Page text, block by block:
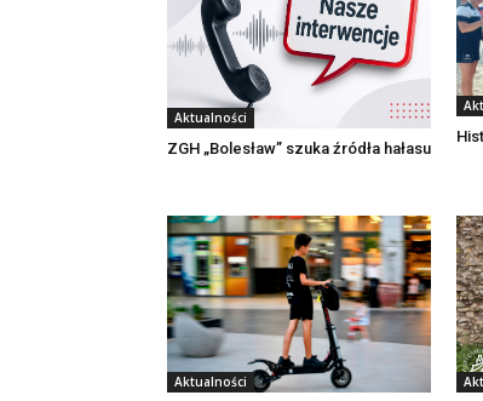
Aktualności
ZGH „Bolesław” szuka źródła hałasu
Aktualności